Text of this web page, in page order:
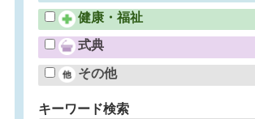
健康・福祉
式典
その他
キーワード検索